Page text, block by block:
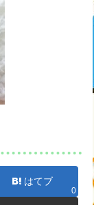
はてブ
0